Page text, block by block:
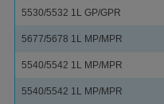
5530/5532 1L GP/GPR
5677/5678 1L MP/MPR
5540/5542 1L MP/MPR
5540/5542 1L MP/MPR